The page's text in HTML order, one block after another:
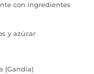
con ingredientes
y azúcar
(Gandía)